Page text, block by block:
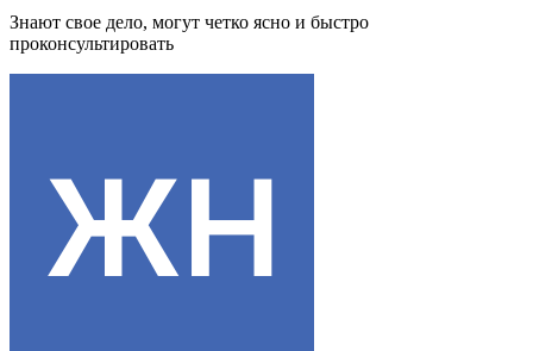
Знают свое дело, могут четко ясно и быстро
проконсультировать